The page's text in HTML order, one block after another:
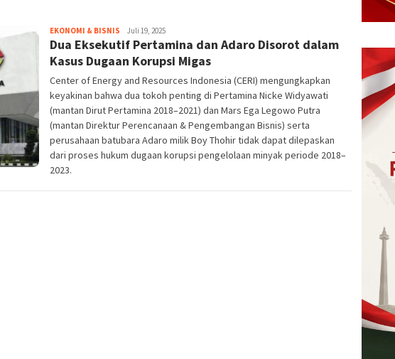
EKONOMI & BISNIS ekaJuli 19, 2025
Dua Eksekutif Pertamina dan Adaro Disorot dalam
Kasus Dugaan Korupsi Migas
Center of Energy and Resources Indonesia (CERI) mengungkapkan
keyakinan bahwa dua tokoh penting di Pertamina Nicke Widyawati
(mantan Dirut Pertamina 2018–2021) dan Mars Ega Legowo Putra
(mantan Direktur Perencanaan & Pengembangan Bisnis) serta
perusahaan batubara Adaro milik Boy Thohir tidak dapat dilepaskan
dari proses hukum dugaan korupsi pengelolaan minyak periode 2018–
2023.